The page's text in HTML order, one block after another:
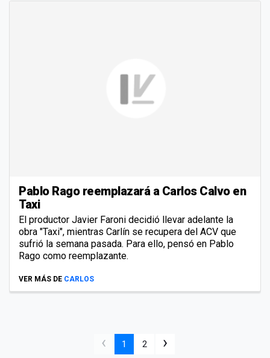
Pablo Rago reemplazará a Carlos Calvo en
Taxi
El productor Javier Faroni decidió llevar adelante la
obra "Taxi", mientras Carlín se recupera del ACV que
sufrió la semana pasada. Para ello, pensó en Pablo
Rago como reemplazante.
VER MÁS DE CARLOS
‹ 1 2 ›